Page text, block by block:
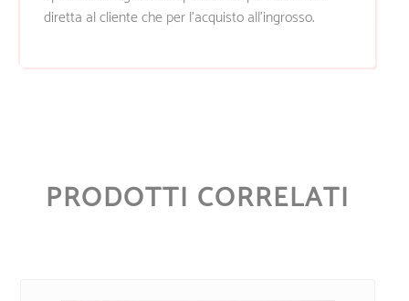
diretta al cliente che per l’acquisto all’ingrosso.
PRODOTTI CORRELATI